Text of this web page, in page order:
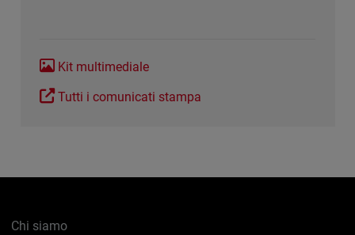
Kit multimediale
Tutti i comunicati stampa
Chi siamo